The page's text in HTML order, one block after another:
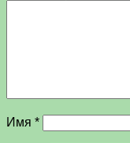
Имя *